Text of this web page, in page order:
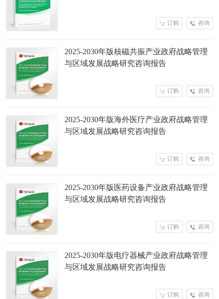
咨询
订购
2025-2030年版核磁共振产业政府战略管理
与区域发展战略研究咨询报告
咨询
订购
2025-2030年版海外医疗产业政府战略管理
与区域发展战略研究咨询报告
咨询
订购
2025-2030年版医药设备产业政府战略管理
与区域发展战略研究咨询报告
咨询
订购
2025-2030年版电疗器械产业政府战略管理
与区域发展战略研究咨询报告
咨询
订购